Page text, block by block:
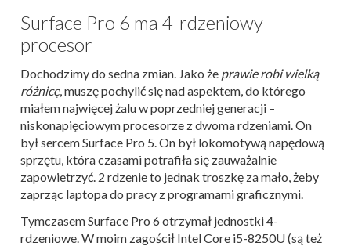
Surface Pro 6 ma 4-rdzeniowy
procesor
Dochodzimy do sedna zmian. Jako że prawie robi wielką
różnicę, muszę pochylić się nad aspektem, do którego
miałem najwięcej żalu w poprzedniej generacji –
niskonapięciowym procesorze z dwoma rdzeniami. On
był sercem Surface Pro 5. On był lokomotywą napędową
sprzętu, która czasami potrafiła się zauważalnie
zapowietrzyć. 2 rdzenie to jednak troszkę za mało, żeby
zaprząc laptopa do pracy z programami graficznymi.
Tymczasem Surface Pro 6 otrzymał jednostki 4-
rdzeniowe. W moim zagościł Intel Core i5-8250U (są też